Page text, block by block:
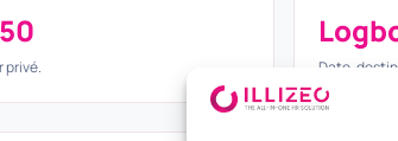
privé. Date,